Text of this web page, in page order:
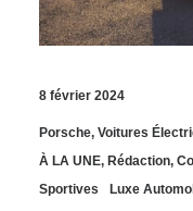
8 février 2024
Porsche, Voitures
À LA UNE, Rédaction,
Sportives
Luxe